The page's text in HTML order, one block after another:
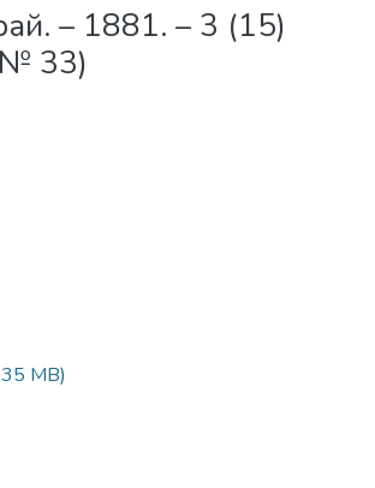
– 1881. – 3 (15)
33)
MB)